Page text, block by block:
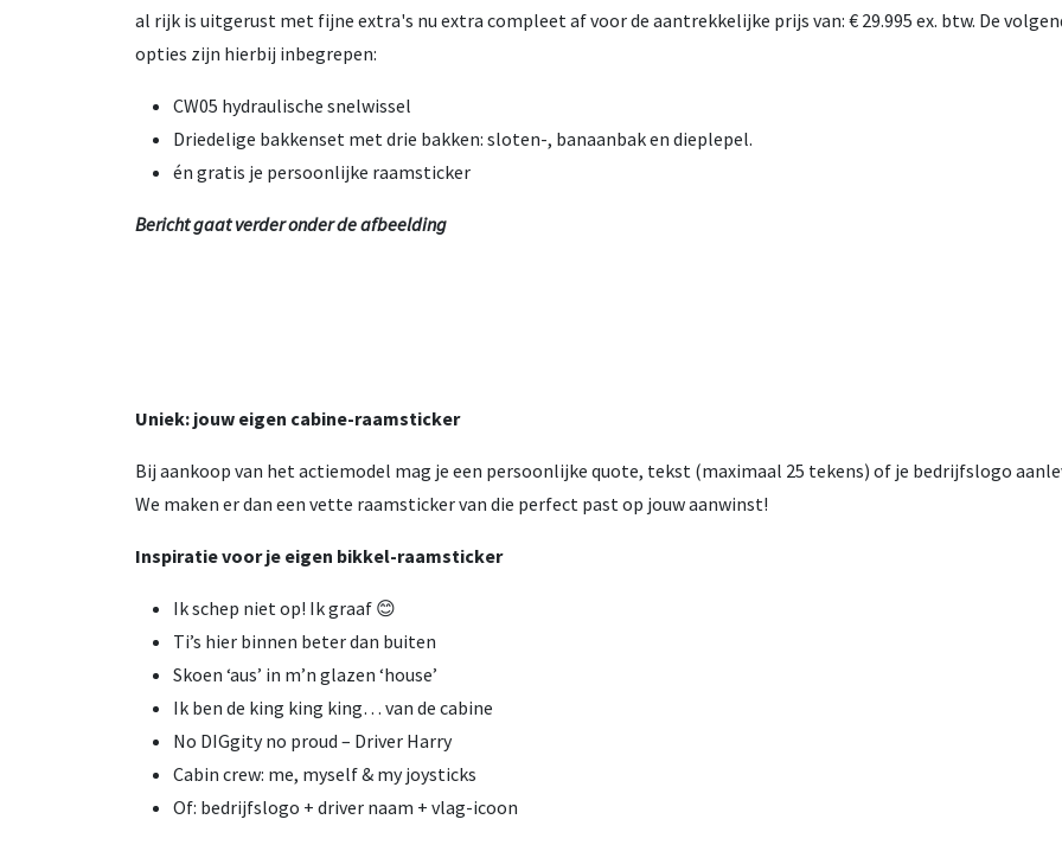
al rijk is uitgerust met fijne extra's nu extra compleet af voor de aantrekkelijke prijs van: € 29.995 ex. btw. De
opties zijn hierbij inbegrepen:
CW05 hydraulische snelwissel
Driedelige bakkenset met drie bakken: sloten-, banaanbak en dieplepel.
én gratis je persoonlijke raamsticker
Bericht gaat verder onder de afbeelding
Uniek: jouw eigen cabine-raamsticker
Bij aankoop van het actiemodel mag je een persoonlijke quote, tekst (maximaal 25 tekens) of je bedrijfslogo
We maken er dan een vette raamsticker van die perfect past op jouw aanwinst!
Inspiratie voor je eigen bikkel-raamsticker
Ik schep niet op! Ik graaf 😊
Ti’s hier binnen beter dan buiten
Skoen ‘aus’ in m’n glazen ‘house’
Ik ben de king king king… van de cabine
No DIGgity no proud – Driver Harry
Cabin crew: me, myself & my joysticks
Of: bedrijfslogo + driver naam + vlag-icoon